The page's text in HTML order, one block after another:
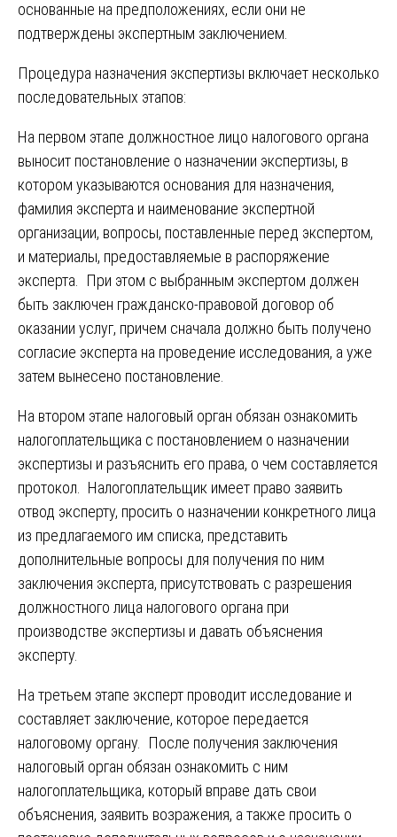
основанные на предположениях, если они не
подтверждены экспертным заключением.
Процедура назначения экспертизы включает несколько
последовательных этапов:
На первом этапе должностное лицо налогового органа
выносит постановление о назначении экспертизы, в
котором указываются основания для назначения,
фамилия эксперта и наименование экспертной
организации, вопросы, поставленные перед экспертом,
и материалы, предоставляемые в распоряжение
эксперта. При этом с выбранным экспертом должен
быть заключен гражданско-правовой договор об
оказании услуг, причем сначала должно быть получено
согласие эксперта на проведение исследования, а уже
затем вынесено постановление.
На втором этапе налоговый орган обязан ознакомить
налогоплательщика с постановлением о назначении
экспертизы и разъяснить его права, о чем составляется
протокол. Налогоплательщик имеет право заявить
отвод эксперту, просить о назначении конкретного лица
из предлагаемого им списка, представить
дополнительные вопросы для получения по ним
заключения эксперта, присутствовать с разрешения
должностного лица налогового органа при
производстве экспертизы и давать объяснения
эксперту.
На третьем этапе эксперт проводит исследование и
составляет заключение, которое передается
налоговому органу. После получения заключения
налоговый орган обязан ознакомить с ним
налогоплательщика, который вправе дать свои
объяснения, заявить возражения, а также просить о